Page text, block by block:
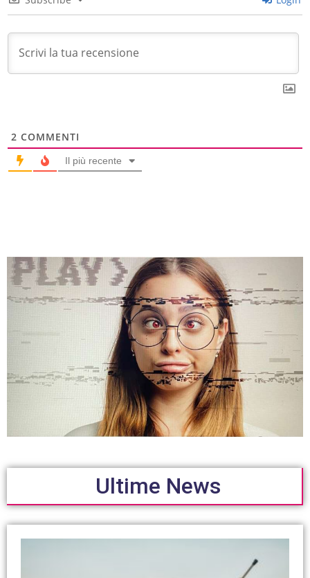
2 COMMENTI
Il più recente
Ultime News